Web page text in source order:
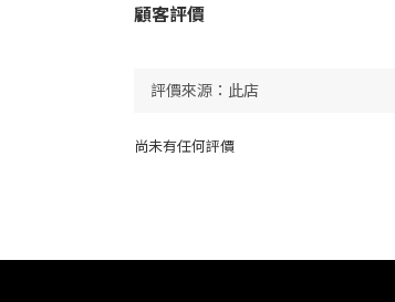
顧客評價
尚未有任何評價